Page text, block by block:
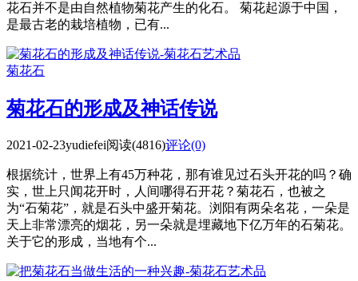
花石并不是由自然植物菊花产生的化石。 菊花起源于中国，
是最古老的栽培植物，已有...
菊花石
菊花石的形成及神话传说
2021-02-23yudiefei阅读(4816)评论(0)
根据统计，世界上有45万种花，那有谁见过石头开花的吗？确
实，世上只闻花开时，人间哪得石开花？菊花石，也被之
为“石菊花”，就是石头中盛开菊花。浏阳有两朵名花，一朵是
天上非常漂亮的烟花，另一朵就是埋藏地下亿万年的石菊花。
关于它的形成，当地有个...